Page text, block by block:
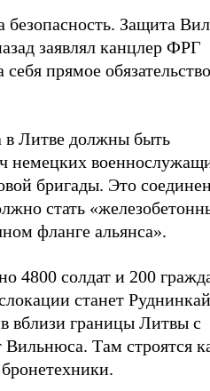
безопасность. Защита
заявлял канцлер ФРГ
прямое
в Литве должны быть
немецких
бригады. Это
стать
фланге альянса».
4800 солдат и 200
станет Руднинкай
вблизи границы Литвы с
Там строятся